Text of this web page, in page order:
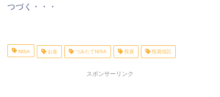
つづく・・・
NISA お金 つみたてNISA 投資 投資信託
スポンサーリンク